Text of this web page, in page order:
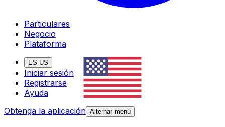
Particulares
Negocio
Plataforma
ES-US
Iniciar sesión
Registrarse
Ayuda
Obtenga la aplicación Alternar menú